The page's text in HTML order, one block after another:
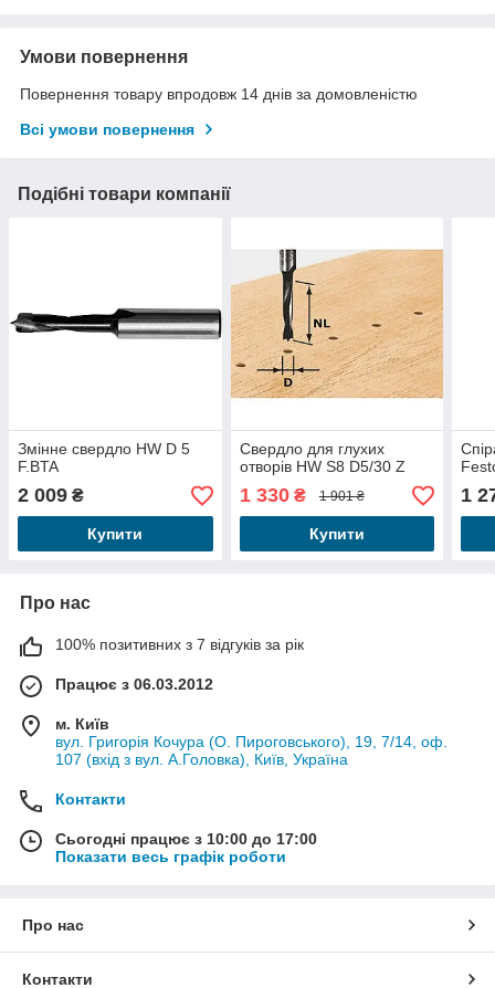
Умови повернення
Повернення товару впродовж 14 днів за домовленістю
Всі умови повернення
Подібні товари компанії
Змінне свердло HW D 5
F.BTA
2 009 ₴
Купити
Свердло для глухих
отворів HW S8 D5/30 Z
1 330₴ 1 901 ₴
Купити
1
Про нас
100% позитивних з 7 відгуків за рік
Працює з 06.03.2012
м. Київ
вул. Григорія Кочура (О. Пироговського), 19, 7/14, оф.
107 (вхід з вул. А.Головка), Київ, Україна
Контакти
Сьогодні працює з 10:00 до 17:00
Показати весь графік роботи
Про нас
Контакти